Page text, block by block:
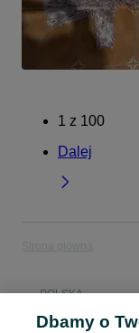
1 z 100
Dalej
POLSKA
Dbamy o